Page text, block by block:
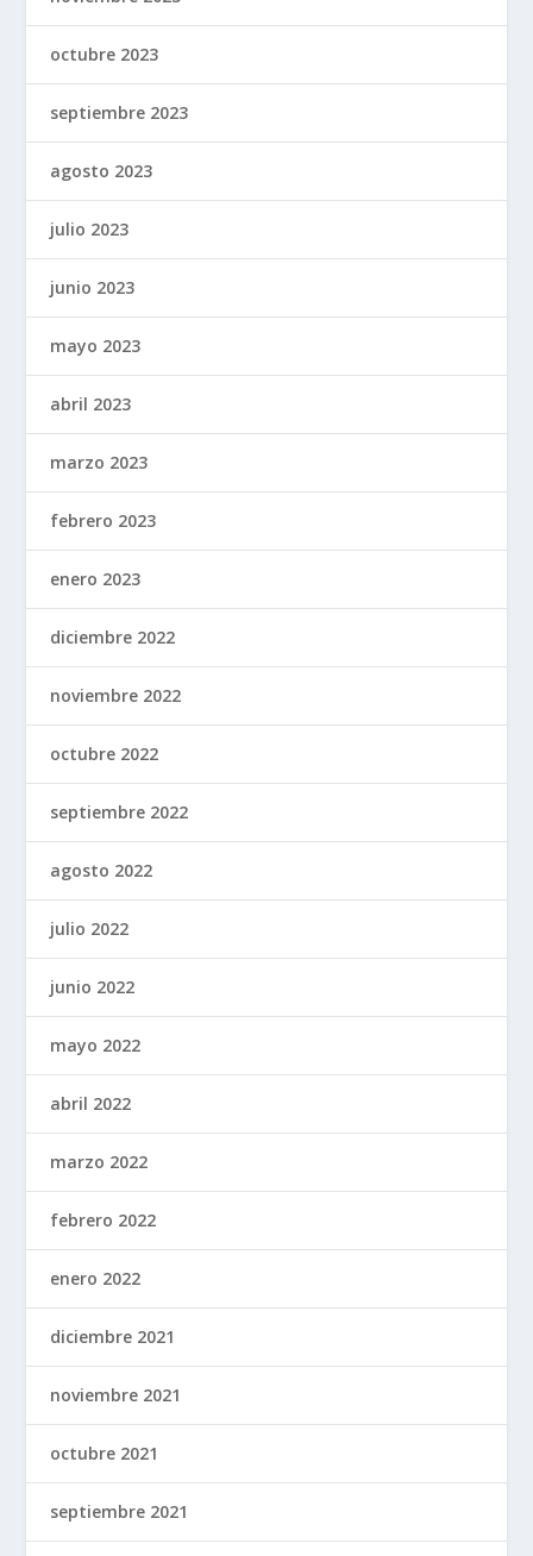
octubre 2023
septiembre 2023
agosto 2023
julio 2023
junio 2023
mayo 2023
abril 2023
marzo 2023
febrero 2023
enero 2023
diciembre 2022
noviembre 2022
octubre 2022
septiembre 2022
agosto 2022
julio 2022
junio 2022
mayo 2022
abril 2022
marzo 2022
febrero 2022
enero 2022
diciembre 2021
noviembre 2021
octubre 2021
septiembre 2021